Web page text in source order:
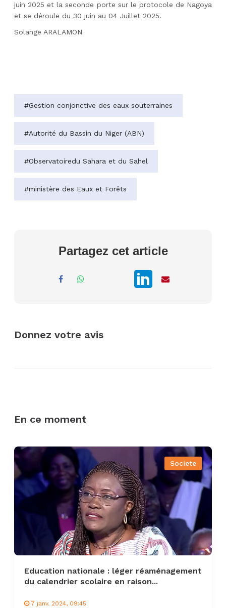
juin 2025 et la seconde porte sur le protocole de Nagoya
et se déroule du 30 juin au 04 Juillet 2025.
Solange ARALAMON
#Gestion conjonctive des eaux souterraines
#Autorité du Bassin du Niger (ABN)
#Observatoiredu Sahara et du Sahel
#ministère des Eaux et Forêts
Partagez cet article
Donnez votre avis
En ce moment
Societe
Education nationale : léger réaménagement
du calendrier scolaire en raison...
7 janv. 2024, 09:45